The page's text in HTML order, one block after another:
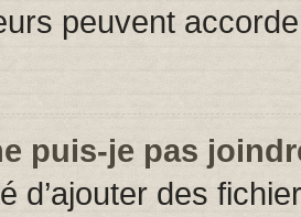
peuvent
puis-je pas
d’ajouter des